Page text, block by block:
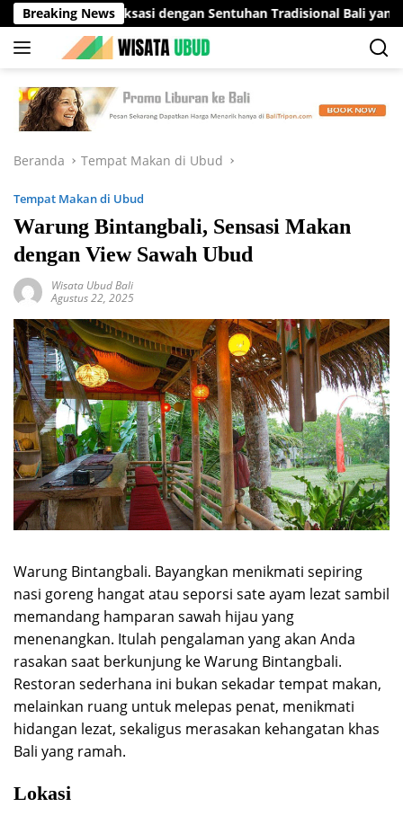
Langsung
ke
konten
Breaking News
Relaksasi dengan Sentuhan Tradisional Bali yang
Beranda Tempat Makan di Ubud
Tempat Makan di Ubud
Warung Bintangbali, Sensasi Makan
dengan View Sawah Ubud
Wisata Ubud Bali
Agustus 22, 2025
Warung Bintangbali. Bayangkan menikmati sepiring
nasi goreng hangat atau seporsi sate ayam lezat sambil
memandang hamparan sawah hijau yang
menenangkan. Itulah pengalaman yang akan Anda
rasakan saat berkunjung ke Warung Bintangbali.
Restoran sederhana ini bukan sekadar tempat makan,
melainkan ruang untuk melepas penat, menikmati
hidangan lezat, sekaligus merasakan kehangatan khas
Bali yang ramah.
Lokasi